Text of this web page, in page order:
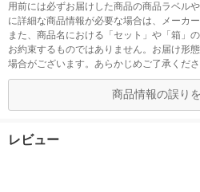
用前には必ずお届けした商品の商品ラベル
に詳細な商品情報が必要な場合は、メーカ
また、商品名における「セット」や「箱」
お約束するものではありません。お届け形
場合がございます。あらかじめご了承くださ
商品情報の誤り
レビュー